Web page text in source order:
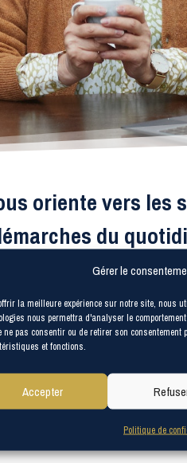
Gérer le
la meilleure expérience sur notre site, nous
nous permettra d'analyser le
ne pas consentir ou de retirer son
et fonctions.
Accepter
Politique de
oriente vers
du
aider dans